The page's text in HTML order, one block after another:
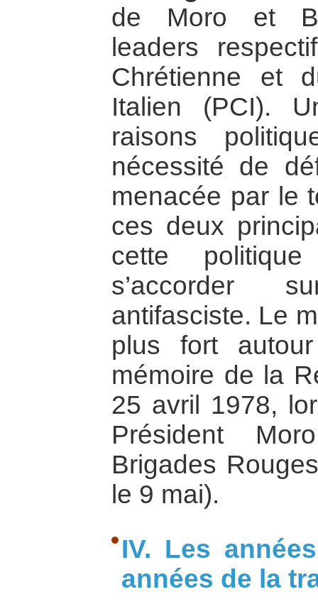
de Moro et
leaders
Chrétienne et
Italien (PCI).
raisons
nécessité de
menacée par le
ces deux
cette
s’accorder
antifasciste. Le
plus fort
mémoire de la
25 avril 1978,
Président
Brigades
le 9 mai).
IV. Les
années de la